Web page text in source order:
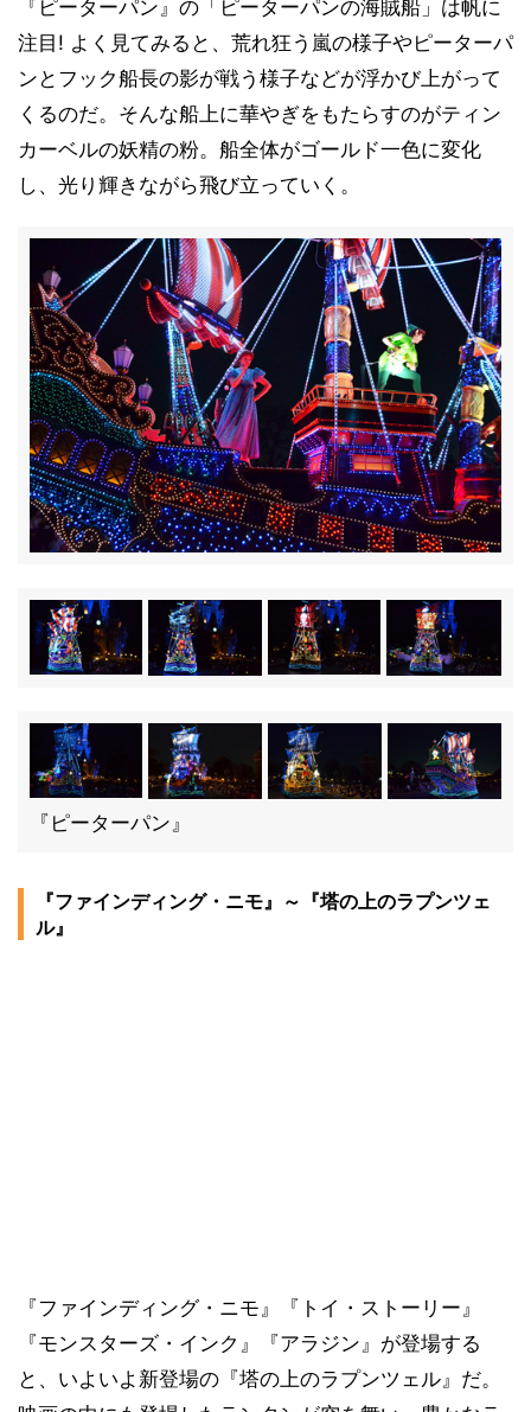
『ピーターパン』の「ピーターパンの海賊船」は帆に
注目! よく見てみると、荒れ狂う嵐の様子やピーターパ
ンとフック船長の影が戦う様子などが浮かび上がって
くるのだ。そんな船上に華やぎをもたらすのがティン
カーベルの妖精の粉。船全体がゴールド一色に変化
し、光り輝きながら飛び立っていく。
『ピーターパン』
『ファインディング・ニモ』～『塔の上のラプンツェ
ル』
『ファインディング・ニモ』『トイ・ストーリー』
『モンスターズ・インク』『アラジン』が登場する
と、いよいよ新登場の『塔の上のラプンツェル』だ。